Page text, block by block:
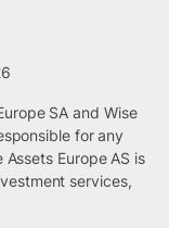
SA and Wise
for any
Europe AS is
services,